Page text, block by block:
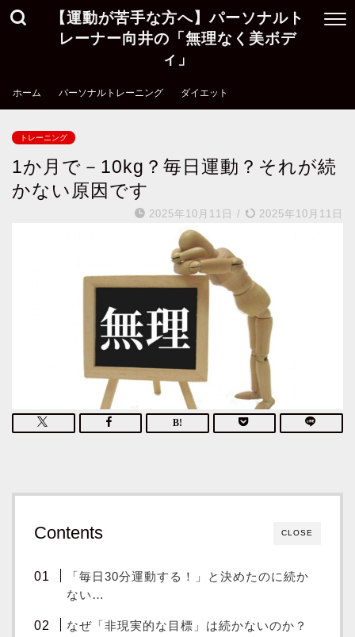
【運動が苦手な方へ】パーソナルト
レーナー向井の「無理なく美ボデ
ィ」
ホーム パーソナルトレーニング ダイエット
トレーニング
1か月で－10kg？毎日運動？それが続
かない原因です
2025年10月11日 / 2025年10月11日
CLOSE
Contents
「毎日30分運動する！」と決めたのに続か
ない…
なぜ「非現実的な目標」は続かないのか？